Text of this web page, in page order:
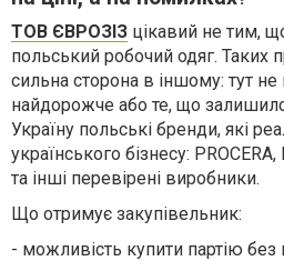
ТОВ ЄВРОЗІЗ цікавий не тим,
польський робочий одяг. Таких
сильна сторона в іншому: тут
найдорожче або те, що
Україну польські бренди, які
українського бізнесу: PROCERA,
та інші перевірені виробники.
Що отримує закупівельник:
- можливість купити партію